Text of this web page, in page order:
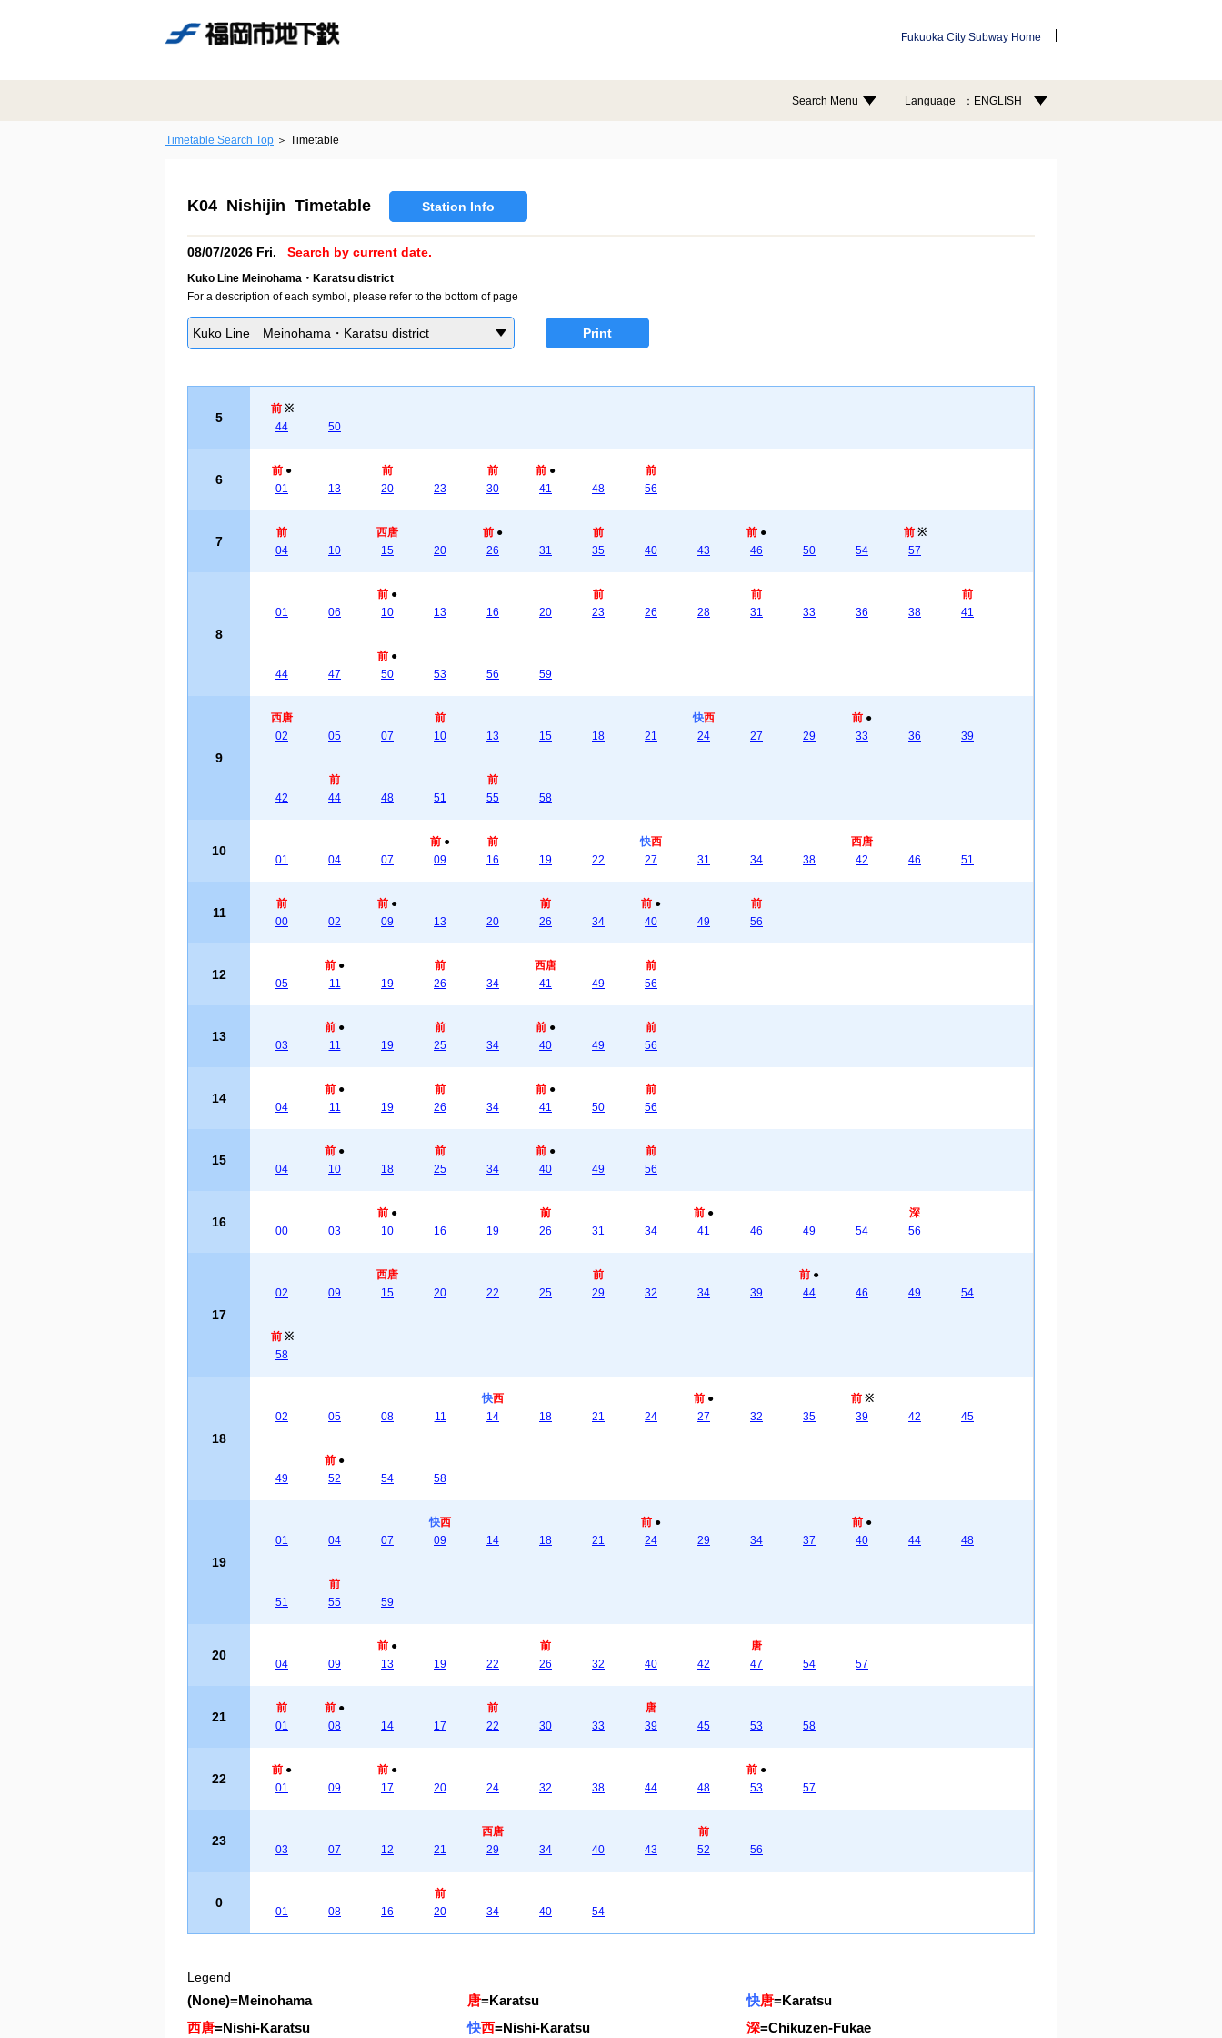
Fukuoka City Subway Home
Search Menu Language ENGLISH
Timetable Search Top Timetable
K04 Nishijin Timetable Station Info
08/07/2026 Fri. Search by current date.
Kuko Line Meinohama・Karatsu district
For a description of each symbol, please refer to the bottom of page
Kuko Line Meinohama・Karatsu district Print
5
前 ※
44
50
6
前 ●
01
13
前
20
23
前
30
前 ●
41
48
前
56
7
前
04
10
西唐
15
20
前 ●
26
31
前
35
40 43
前 ●
46
50 54
前 ※
57
8
01 06
前 ●
10
13 16 20
前
23
26 28
前
31
33 36 38
前
41
44 47
前 ●
50
53 56 59
9
西唐
02
05 07
前
10
13 15 18 21
快西
24
27 29
前 ●
33
36 39
42
前
44
48 51
前
55
58
10
01 04 07
前 ●
09
前
16
19 22
快西
27
31 34 38
西唐
42
46 51
11
前
00
02
前 ●
09
13 20
前
26
34
前 ●
40
49
前
56
12
05
前 ●
11
19
前
26
34
西唐
41
49
前
56
13
03
前 ●
11
19
前
25
34
前 ●
40
49
前
56
14
04
前 ●
11
19
前
26
34
前 ●
41
50
前
56
15
04
前 ●
10
18
前
25
34
前 ●
40
49
前
56
16
00 03
前 ●
10
16 19
前
26
31 34
前 ●
41
46 49 54
深
56
17
02 09
西唐
15
20 22 25
前
29
32 34 39
前 ●
44
46 49 54
前 ※
58
18
02 05 08 11
快西
14
18 21 24
前 ●
27
32 35
前 ※
39
42 45
49
前 ●
52
54 58
19
01 04 07
快西
09
14 18 21
前 ●
24
29 34 37
前 ●
40
44 48
51
前
55
59
20
04 09
前 ●
13
19 22
前
26
32 40 42
唐
47
54 57
21
前
01
前 ●
08
14 17
前
22
30 33
唐
39
45 53 58
22
前 ●
01
09
前 ●
17
20 24 32 38 44 48
前 ●
53
57
23
03 07 12 21
西唐
29
34 40 43
前
52
56
0
01 08 16
前
20
34 40 54
Legend
(None)=Meinohama 唐=Karatsu 快唐=Karatsu
西唐=Nishi-Karatsu 快西=Nishi-Karatsu 深=Chikuzen-Fukae